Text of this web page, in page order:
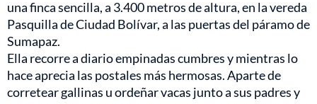
una finca sencilla, a 3.400 metros de altura, en la vereda
Pasquilla de Ciudad Bolívar, a las puertas del páramo de
Sumapaz.
Ella recorre a diario empinadas cumbres y mientras lo
hace aprecia las postales más hermosas. Aparte de
corretear gallinas u ordeñar vacas junto a sus padres y